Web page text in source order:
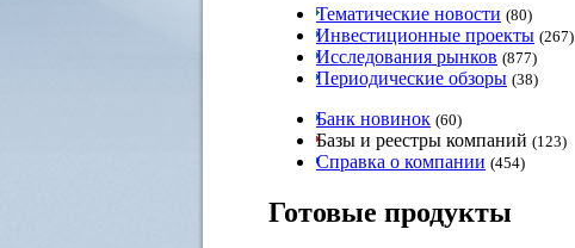
Тематические новости (80)
Инвестиционные проекты (267)
Исследования рынков (877)
Периодические обзоры (38)
Банк новинок (60)
Базы и реестры компаний (123)
Справка о компании (454)
Готовые продукты